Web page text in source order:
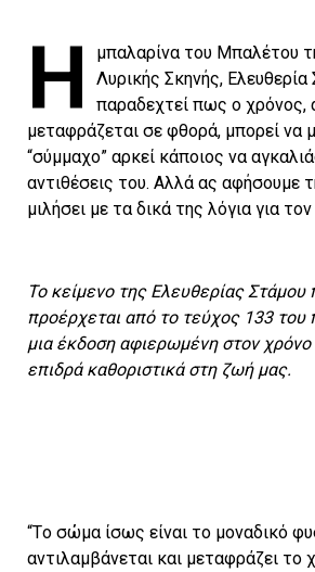
Η
μπαλαρίνα του Μπαλέτου
Λυρικής Σκηνής,
παραδεχτεί πως ο χρόνος,
μεταφράζεται σε φθορά, μπορεί να
“σύμμαχο” αρκεί κάποιος να
αντιθέσεις του. Αλλά ας αφήσουμε
μιλήσει με τα δικά της λόγια για
Το κείμενο της Ελευθερίας Στάμου
προέρχεται από το τεύχος 133 του
μια έκδοση αφιερωμένη στον
επιδρά καθοριστικά στη ζωή μας.
“Tο σώμα ίσως είναι το μοναδικό
αντιλαμβάνεται και μεταφράζει το